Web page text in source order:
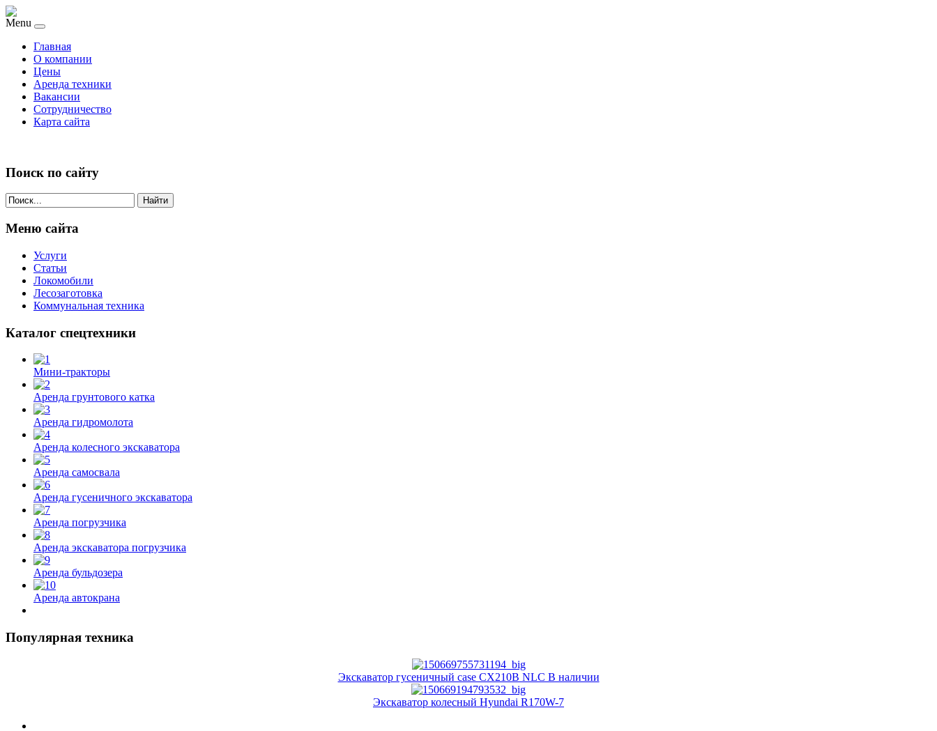
Menu
Главная
О компании
Цены
Аренда техники
Вакансии
Сотрудничество
Карта сайта
Поиск по сайту
Найти
Меню сайта
Услуги
Статьи
Локомобили
Лесозаготовка
Коммунальная техника
Каталог спецтехники
Мини-тракторы
Аренда грунтового катка
Аренда гидромолота
Аренда колесного экскаватора
Аренда самосвала
Аренда гусеничного экскаватора
Аренда погрузчика
Аренда экскаватора погрузчика
Аренда бульдозера
Аренда автокрана
Популярная техника
Экскаватор гусеничный case CX210B NLC В наличии
Экскаватор колесный Hyundai R170W-7